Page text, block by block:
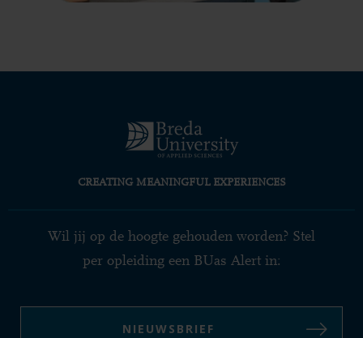
CREATING MEANINGFUL EXPERIENCES
Wil jij op de hoogte gehouden worden? Stel
per opleiding een BUas Alert in:
NIEUWSBRIEF